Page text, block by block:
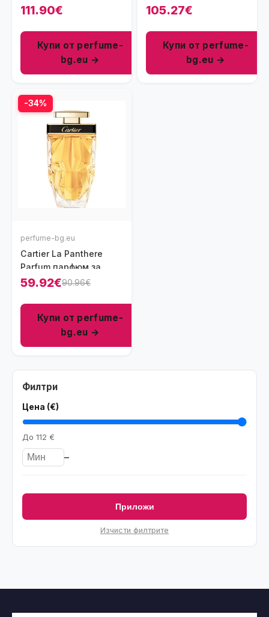
Филтри
Цена (€)
До 112 €
–
Приложи
Изчисти филтрите
мл - EDP
111.90€
Купи от perfume-
bg.eu →
жени 100 мл
105.27€
Купи от perfume-
bg.eu →
-34%
perfume-bg.eu
Cartier La Panthеre
Parfum парфюм за
жени 50 мл
59.92€90.96€
Купи от perfume-
bg.eu →